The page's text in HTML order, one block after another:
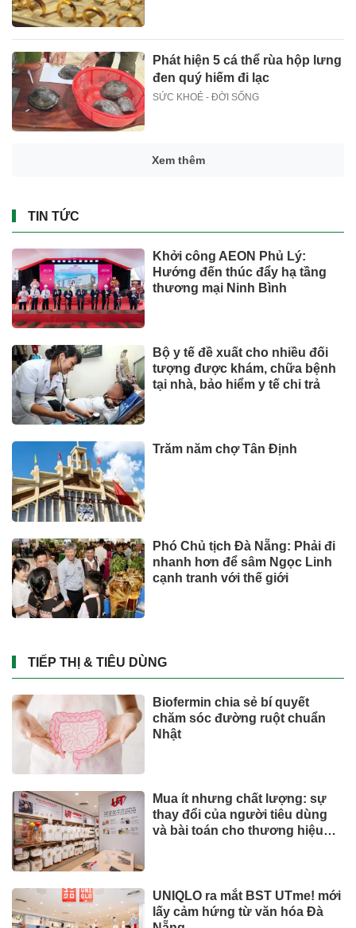
Phát hiện 5 cá thể rùa hộp lưng
đen quý hiếm đi lạc
SỨC KHOẺ - ĐỜI SỐNG
Xem thêm
TIN TỨC
Khởi công AEON Phủ Lý:
Hướng đến thúc đẩy hạ tầng
thương mại Ninh Bình
Bộ y tế đề xuất cho nhiều đối
tượng được khám, chữa bệnh
tại nhà, bảo hiểm y tế chi trả
Trăm năm chợ Tân Định
Phó Chủ tịch Đà Nẵng: Phải đi
nhanh hơn để sâm Ngọc Linh
cạnh tranh với thế giới
TIẾP THỊ & TIÊU DÙNG
Biofermin chia sẻ bí quyết
chăm sóc đường ruột chuẩn
Nhật
Mua ít nhưng chất lượng: sự
thay đổi của người tiêu dùng
và bài toán cho thương hiệu
UNIQLO ra mắt BST UTme! mới
lấy cảm hứng từ văn hóa Đà